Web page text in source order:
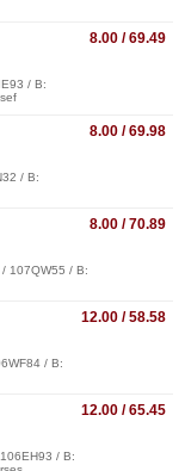
8.00 / 69.49
/ B:
8.00 / 69.98
/ B:
8.00 / 70.89
107QW55 / B:
12.00 / 58.58
/ B:
12.00 / 65.45
/ B: